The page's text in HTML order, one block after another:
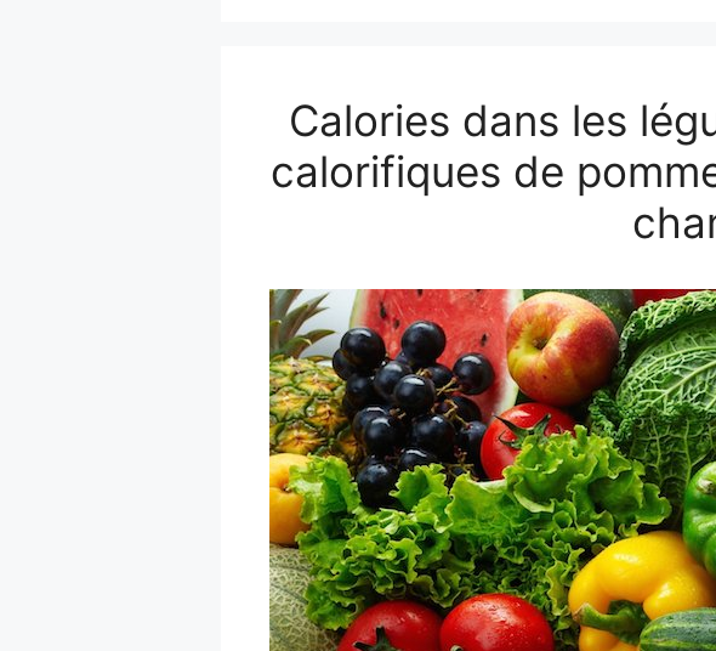
Calories dans les
calorifiques de